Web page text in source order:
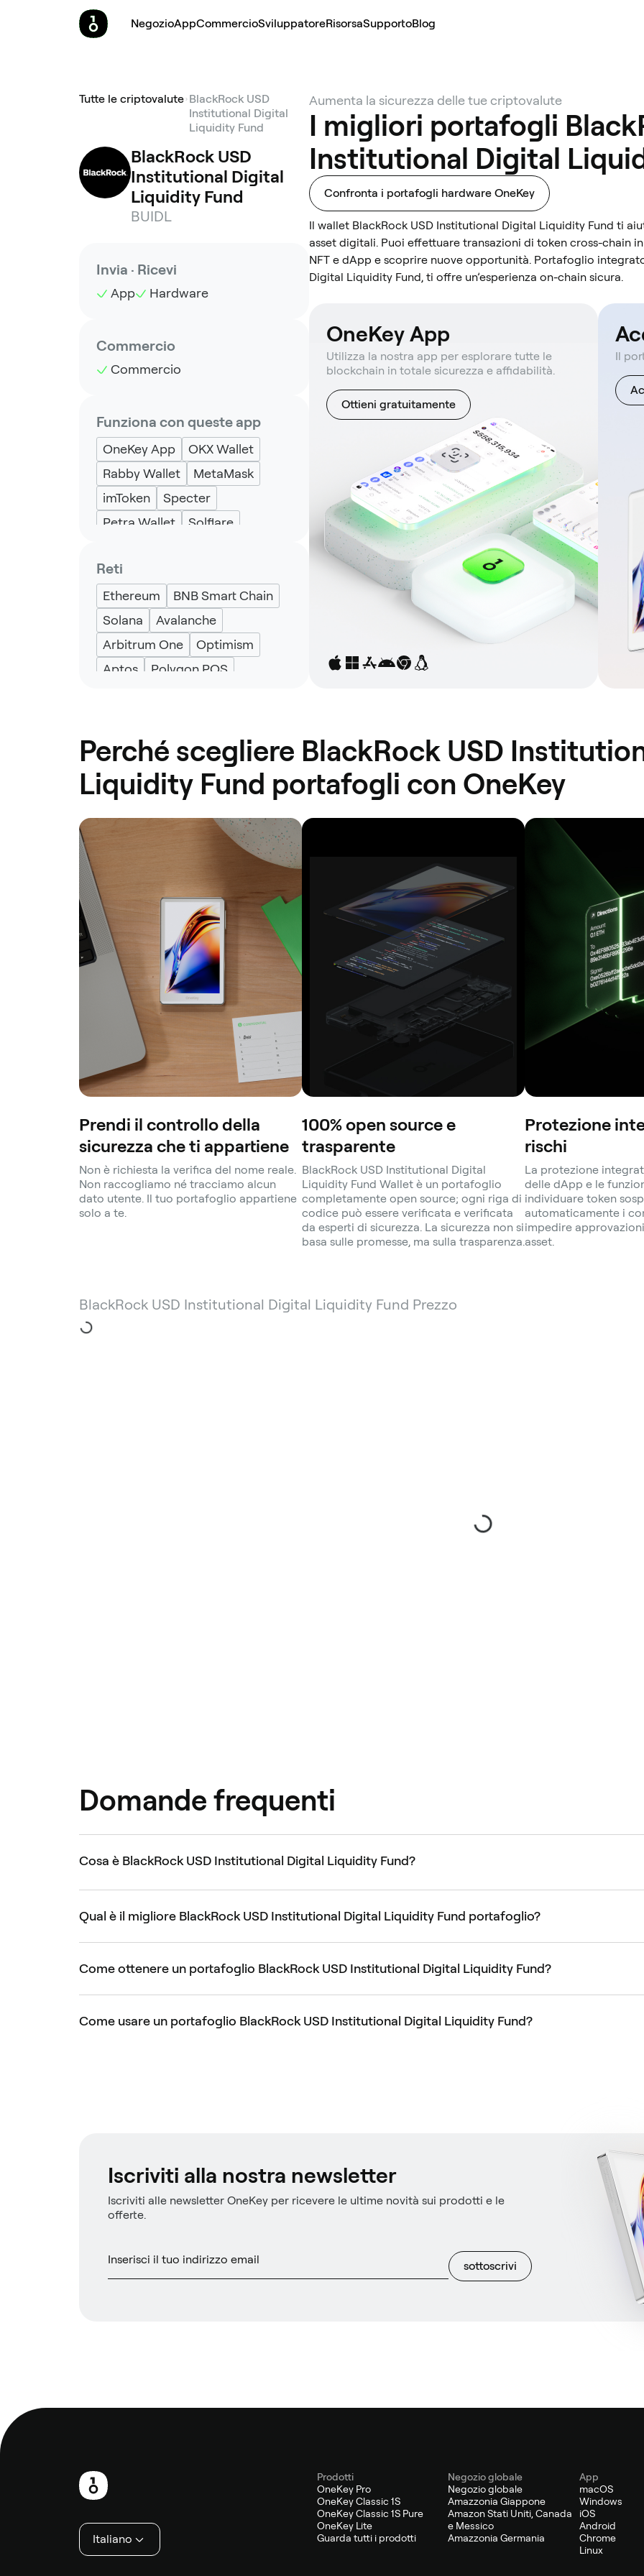
NegozioAppCommercioSviluppatoreRisorsaSupportoBlog
Tutte le criptovalute BlackRock USD
Institutional Digital
Liquidity Fund
BlackRock USD
Institutional Digital
Liquidity Fund
BUIDL
Invia · Ricevi
App Hardware
Commercio
Commercio
Funziona con queste app
OneKey App
OKX Wallet
Rabby Wallet
MetaMask
imToken
Specter
Petra Wallet
Solflare
UniSat
Reti
Ethereum
BNB Smart Chain
Solana
Avalanche
Arbitrum One
Optimism
Aptos
Polygon POS
Aumenta la sicurezza delle tue criptovalute
I migliori portafogli
Institutional Digital
Confronta i portafogli hardware OneKey
Il wallet BlackRock USD Institutional Digital Liquidity Fund ti
asset digitali. Puoi effettuare transazioni di token cross-chain
NFT e dApp e scoprire nuove opportunità. Portafoglio
Digital Liquidity Fund, ti offre un’esperienza on-chain sicura.
OneKey App
Utilizza la nostra app per esplorare tutte le
blockchain in totale sicurezza e affidabilità.
Ottieni gratuitamente
Il
Perché scegliere BlackRock USD
Liquidity Fund portafogli con OneKey
Prendi il controllo della
sicurezza che ti appartiene
Non è richiesta la verifica del nome reale.
Non raccogliamo né tracciamo alcun
dato utente. Il tuo portafoglio appartiene
solo a te.
100% open source e
trasparente
BlackRock USD Institutional Digital
Liquidity Fund Wallet è un portafoglio
completamente open source; ogni riga di
codice può essere verificata e verificata
da esperti di sicurezza. La sicurezza non si
basa sulle promesse, ma sulla trasparenza.
Protezione
rischi
La protezione
delle dApp e le
individuare token
automaticamente i
impedire
asset.
BlackRock USD Institutional Digital Liquidity Fund Prezzo
Domande frequenti
Cosa è BlackRock USD Institutional Digital Liquidity Fund?
Qual è il migliore BlackRock USD Institutional Digital Liquidity Fund portafoglio?
Come ottenere un portafoglio BlackRock USD Institutional Digital Liquidity Fund?
Come usare un portafoglio BlackRock USD Institutional Digital Liquidity Fund?
Iscriviti alla nostra newsletter
Iscriviti alle newsletter OneKey per ricevere le ultime novità sui prodotti e le
offerte.
sottoscrivi
Italiano
Prodotti
OneKey Pro
OneKey Classic 1S
OneKey Classic 1S Pure
OneKey Lite
Guarda tutti i prodotti
Negozio globale
Negozio globale
Amazzonia Giappone
Amazon Stati Uniti, Canada
e Messico
Amazzonia Germania
App
macOS
Windows
iOS
Android
Chrome
Linux